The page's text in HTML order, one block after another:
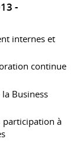
internes et
continue
Business
participation à